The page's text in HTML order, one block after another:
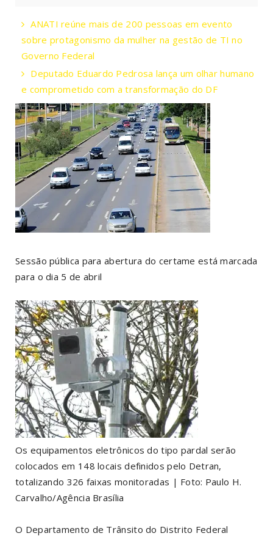
ANATI reúne mais de 200 pessoas em evento
sobre protagonismo da mulher na gestão de TI no
Governo Federal
Deputado Eduardo Pedrosa lança um olhar humano
e comprometido com a transformação do DF
Sessão pública para abertura do certame está marcada
para o dia 5 de abril
Os equipamentos eletrônicos do tipo pardal serão
colocados em 148 locais definidos pelo Detran,
totalizando 326 faixas monitoradas | Foto: Paulo H.
Carvalho/Agência Brasília
O Departamento de Trânsito do Distrito Federal